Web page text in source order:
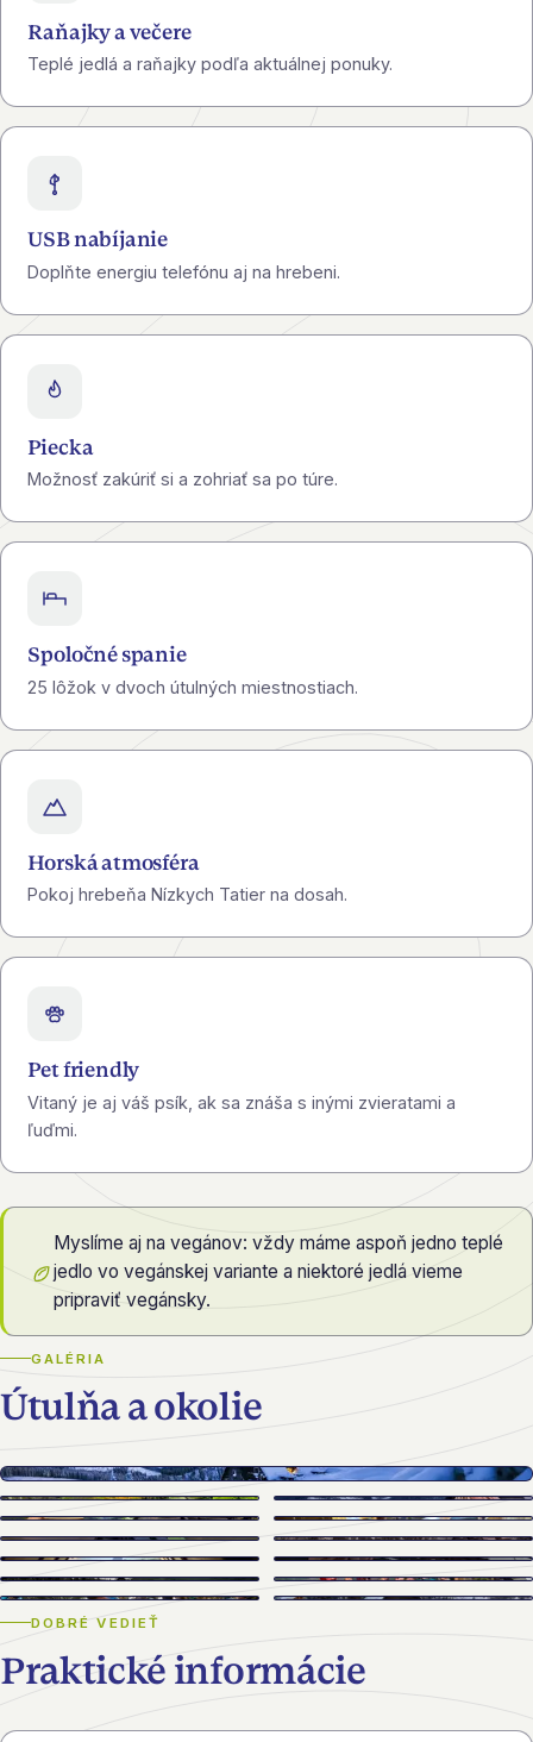
Raňajky a večere
Teplé jedlá a raňajky podľa aktuálnej ponuky.
USB nabíjanie
Doplňte energiu telefónu aj na hrebeni.
Piecka
Možnosť zakúriť si a zohriať sa po túre.
Spoločné spanie
25 lôžok v dvoch útulných miestnostiach.
Horská atmosféra
Pokoj hrebeňa Nízkych Tatier na dosah.
Pet friendly
Vitaný je aj váš psík, ak sa znáša s inými zvieratami a
ľuďmi.
Myslíme aj na vegánov: vždy máme aspoň jedno teplé
jedlo vo vegánskej variante a niektoré jedlá vieme
pripraviť vegánsky.
GALÉRIA
Útulňa a okolie
DOBRÉ VEDIEŤ
Praktické informácie